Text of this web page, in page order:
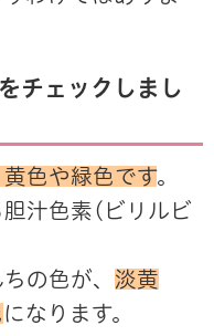
チェックしまし
色や緑色です。
汁色素(ビリルビ
の色が、 淡黄
になります。